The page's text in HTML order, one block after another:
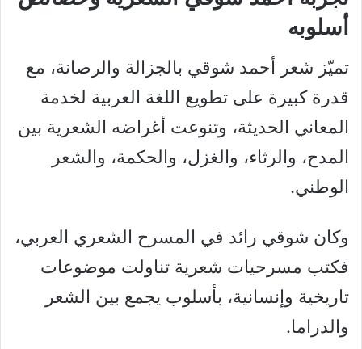
أسلوبه
تميّز شعر أحمد شوقي بالجزالة والرصانة، مع
قدرة كبيرة على تطويع اللغة العربية لخدمة
المعاني الحديثة، وتنوعت أغراضه الشعرية بين
المدح، والرثاء، والغزل، والحكمة، والشعر
الوطني.
وكان شوقي رائد في المسرح الشعري العربي،
فكتب مسرحيات شعرية تناولت موضوعات
تاريخية وإنسانية، بأسلوب يجمع بين الشعر
والدراما.